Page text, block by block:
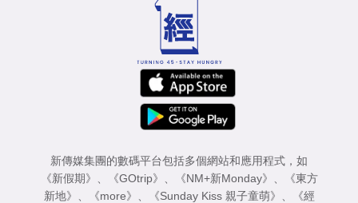
新傳媒集團的數碼平台包括多個網站和應用程式，如
《新假期》
《GOtrip》 《NM+新Monday》
《東方
新地》
《more》 《Sunday Kiss 親子童萌》
《經